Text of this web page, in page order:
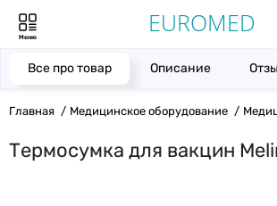
Меню
Главная Медицинское оборудование
Термосумка для вакцин
Все про товар Описание